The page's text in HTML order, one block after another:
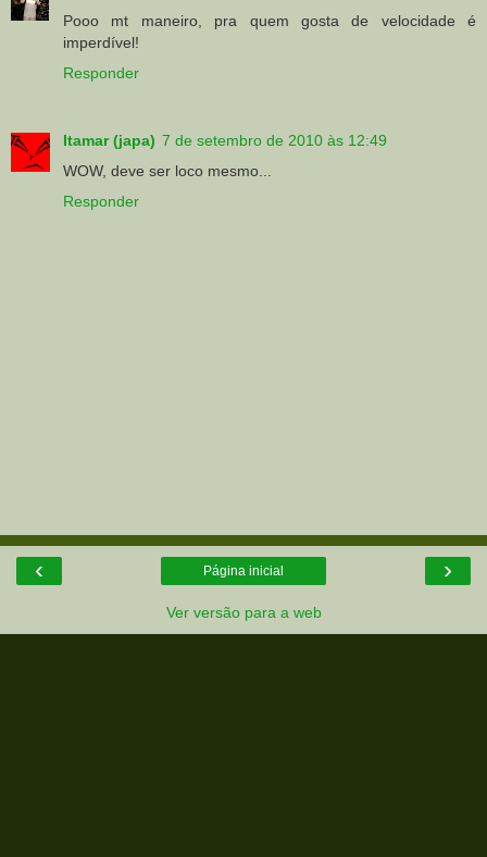
Pooo mt maneiro, pra quem gosta de velocidade é
imperdível!
Responder
Itamar (japa) 7 de setembro de 2010 às 12:49
WOW, deve ser loco mesmo...
Responder
‹ ›
Página inicial
Ver versão para a web